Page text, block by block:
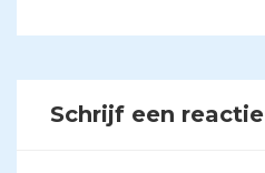
Schrijf een reactie